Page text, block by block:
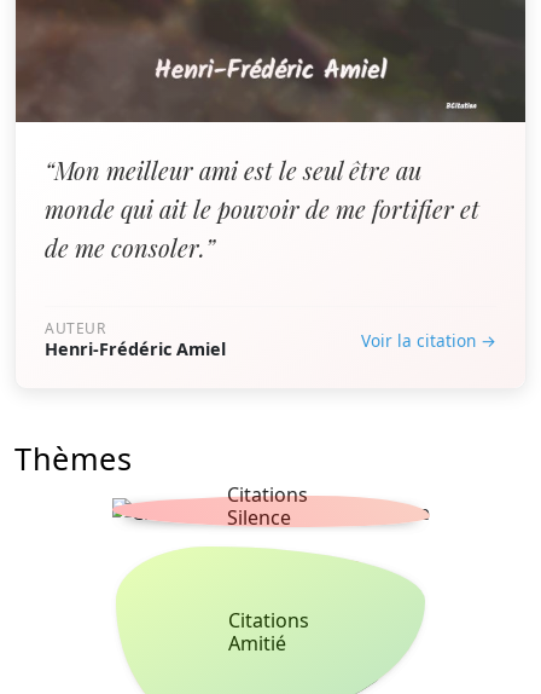
“Mon meilleur ami est le seul être au
monde qui ait le pouvoir de me fortifier et
de me consoler.”
AUTEUR
Henri-Frédéric Amiel Voir la citation →
Thèmes
Citations
Silence
Citations
Amitié